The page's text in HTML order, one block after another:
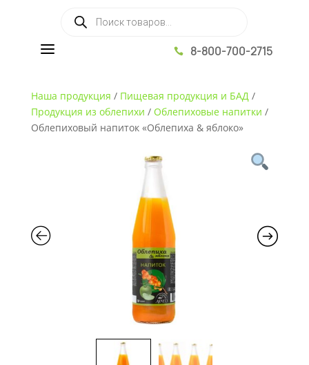
a  8-800-700-2715
Наша продукция / Пищевая продукция и БАД/
Продукция из облепихи / Облепиховые напитки /
Облепиховый напиток «Облепиха & яблоко»